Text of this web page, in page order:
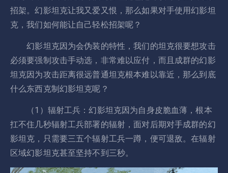
招架。幻影坦克让我又爱又恨，那么如果对手使用幻影坦
克，我们如何能让自己轻松招架呢？
幻影坦克因为会伪装的特性，我们的坦克很要想攻击
必须要强制攻击手动选，非常难以应付，而且成群的幻影
坦克因为攻击距离很远普通坦克根本难以靠近，那么到底
什么东西克制幻影坦克呢？
（1）辐射工兵：幻影坦克因为自身皮脆血薄，根本
扛不住几秒辐射工兵部署的辐射，面对后期对手成群的幻
影坦克，只需要三五个辐射工兵一蹲，便可退敌。在辐射
区域幻影坦克甚至坚持不到三秒。